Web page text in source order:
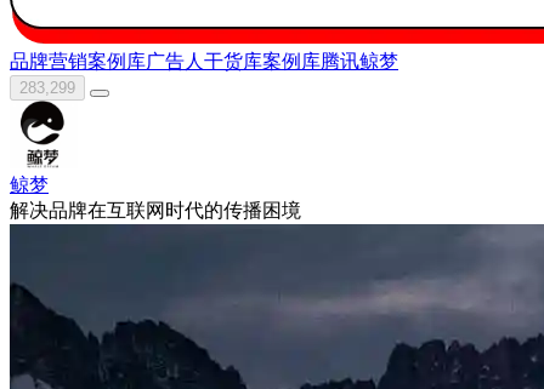
品牌营销案例库广告人干货库案例库腾讯鲸梦
283,299
鲸梦
解决品牌在互联网时代的传播困境